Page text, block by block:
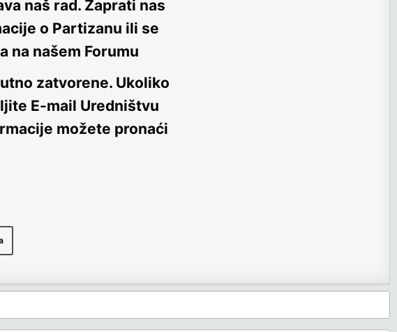
naš rad. Zaprati nas
o Partizanu ili se
na našem Forumu
zatvorene. Ukoliko
E-mail Uredništvu
možete pronaći